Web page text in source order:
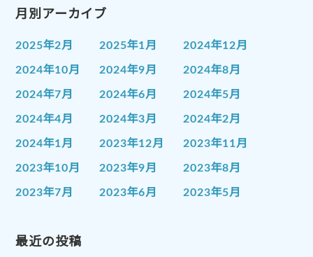
月別アーカイブ
2025年2月 2025年1月 2024年12月
2024年10月 2024年9月 2024年8月
2024年7月 2024年6月 2024年5月
2024年4月 2024年3月 2024年2月
2024年1月 2023年12月 2023年11月
2023年10月 2023年9月 2023年8月
2023年7月 2023年6月 2023年5月
2023年1月
最近の投稿